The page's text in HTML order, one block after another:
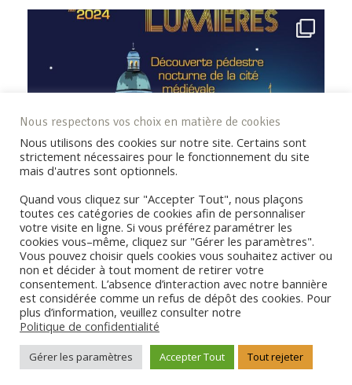
REJOIGNEZ LA COMMUNAUTÉ !
Copyright © Coderando77 - Tous droits réservés -
Politique de
confidentialité
Nous respectons vos choix en matière de cookies
Nous utilisons des cookies sur notre site. Certains sont
strictement nécessaires pour le fonctionnement du site
mais d'autres sont optionnels.
Quand vous cliquez sur "Accepter Tout", nous plaçons
toutes ces catégories de cookies afin de personnaliser
votre visite en ligne. Si vous préférez paramétrer les
cookies vous–même, cliquez sur "Gérer les paramètres".
Vous pouvez choisir quels cookies vous souhaitez activer ou
non et décider à tout moment de retirer votre
consentement. L’absence d’interaction avec notre bannière
est considérée comme un refus de dépôt des cookies. Pour
plus d’information, veuillez consulter notre
Politique de confidentialité
Gérer les paramètres Accepter Tout Tout rejeter